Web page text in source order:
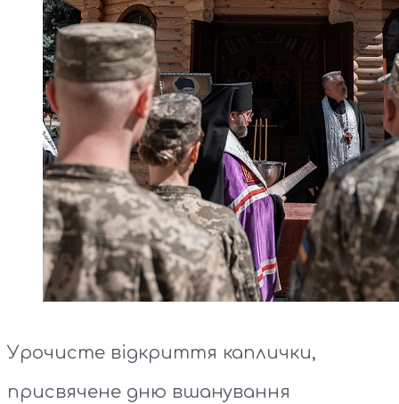
Урочисте відкриття каплички,
присвячене дню вшанування